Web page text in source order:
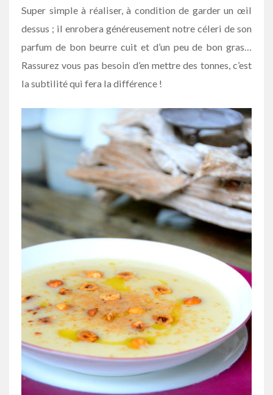
Super simple à réaliser, à condition de garder un œil
dessus ; il enrobera généreusement notre céleri de son
parfum de bon beurre cuit et d’un peu de bon gras…
Rassurez vous pas besoin d’en mettre des tonnes, c’est
la subtilité qui fera la différence !